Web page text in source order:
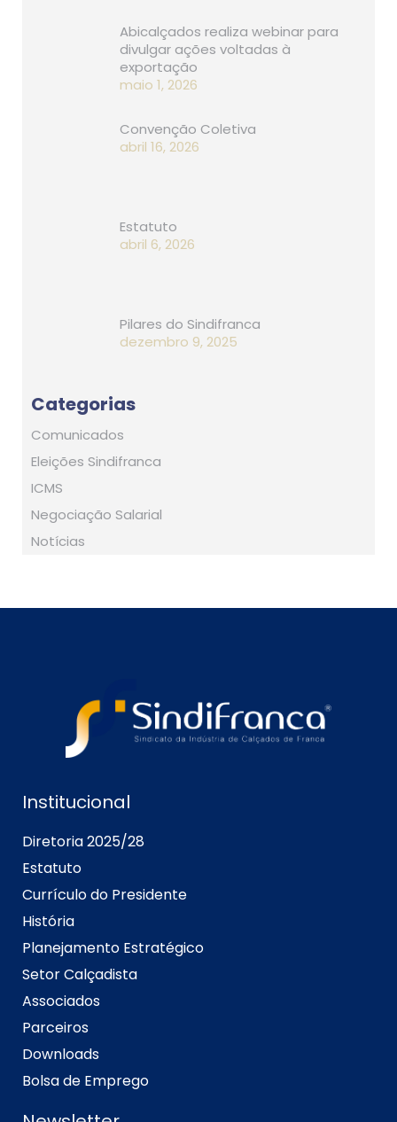
Abicalçados realiza webinar para
divulgar ações voltadas à
exportação
maio 1, 2026
Convenção Coletiva
abril 16, 2026
Estatuto
abril 6, 2026
Pilares do Sindifranca
dezembro 9, 2025
Categorias
Comunicados
Eleições Sindifranca
ICMS
Negociação Salarial
Notícias
Institucional
Diretoria 2025/28
Estatuto
Currículo do Presidente
História
Planejamento Estratégico
Setor Calçadista
Associados
Parceiros
Downloads
Bolsa de Emprego